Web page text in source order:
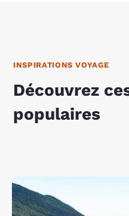
INSPIRATIONS VOYAGE
Découvrez
populaires